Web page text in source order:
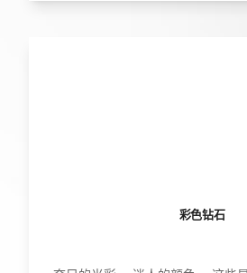
彩色钻石